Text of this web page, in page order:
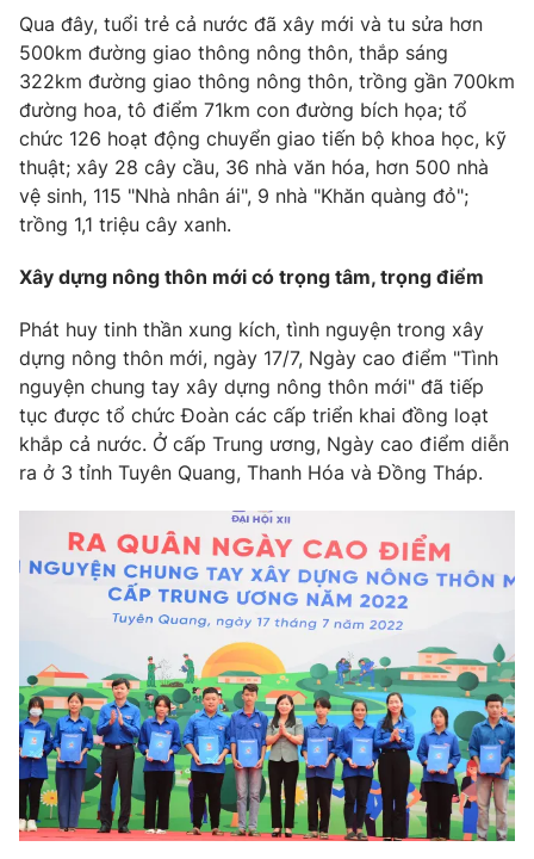
Giải sao mai
Làm đẹp
Chất lượng cuộc sống
Tuyển sinh
Học trực tuyến
Công nghệ
Hitech Công nghệ tương lai
Sản phẩm
Thị trường
Giao lưu trực tuyến
Lịch phát sóng
Chuyên mục khác
Emagazine Podcast
Photo Infographic
Video Shorts video
VTV Money VTV Thể thao
VTV Sức khoẻ Bất động sản
Thị trường 24h Tấm lòng Việt
VTV4 Vươn mình bằng AI
VTV9 VTV8
Qua đây, tuổi trẻ cả nước đã xây mới và tu sửa hơn
500km đường giao thông nông thôn, thắp sáng
322km đường giao thông nông thôn, trồng gần 700km
đường hoa, tô điểm 71km con đường bích họa; tổ
chức 126 hoạt động chuyển giao tiến bộ khoa học, kỹ
thuật; xây 28 cây cầu, 36 nhà văn hóa, hơn 500 nhà
vệ sinh, 115 "Nhà nhân ái", 9 nhà "Khăn quàng đỏ";
trồng 1,1 triệu cây xanh.
Xây dựng nông thôn mới có trọng tâm, trọng điểm
Phát huy tinh thần xung kích, tình nguyện trong xây
dựng nông thôn mới, ngày 17/7, Ngày cao điểm "Tình
nguyện chung tay xây dựng nông thôn mới" đã tiếp
tục được tổ chức Đoàn các cấp triển khai đồng loạt
khắp cả nước. Ở cấp Trung ương, Ngày cao điểm diễn
ra ở 3 tỉnh Tuyên Quang, Thanh Hóa và Đồng Tháp.